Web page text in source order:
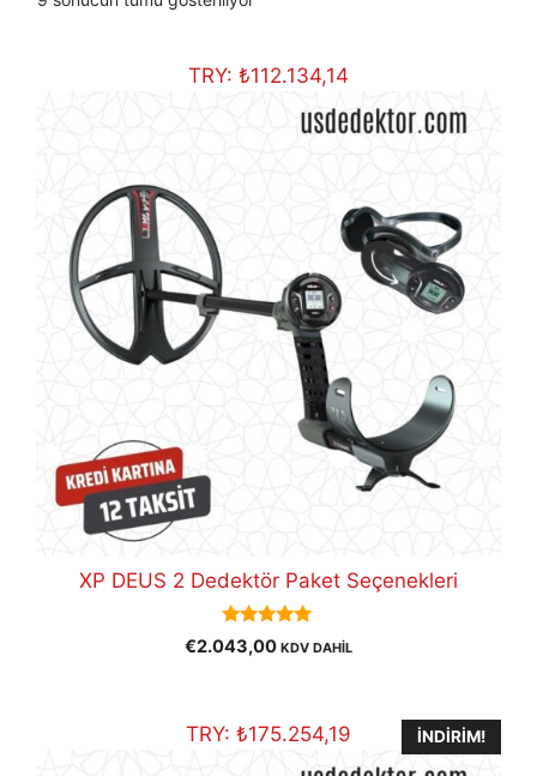
sıralandı
TRY: ₺112.134,14
XP DEUS 2 Dedektör Paket Seçenekleri
5.00
out of 5
€2.043,00 KDV DAHİL
TRY: ₺175.254,19 İNDIRIM!